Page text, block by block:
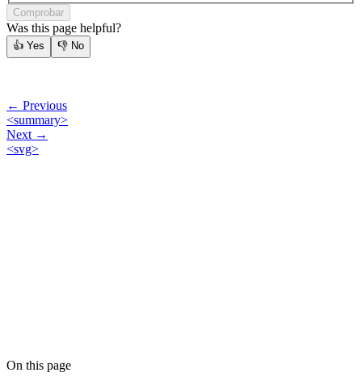
Comprobar
Was this page helpful?
👍 Yes 👎 No
← Previous
<summary>
Next →
<svg>
On this page